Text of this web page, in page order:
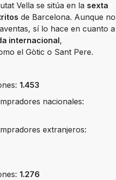
Vella se sitúa en la sexta
de Barcelona. Aunque no
sí lo hace en cuanto a
internacional,
el Gòtic o Sant Pere.
1.453
nacionales:
extranjeros:
1.276